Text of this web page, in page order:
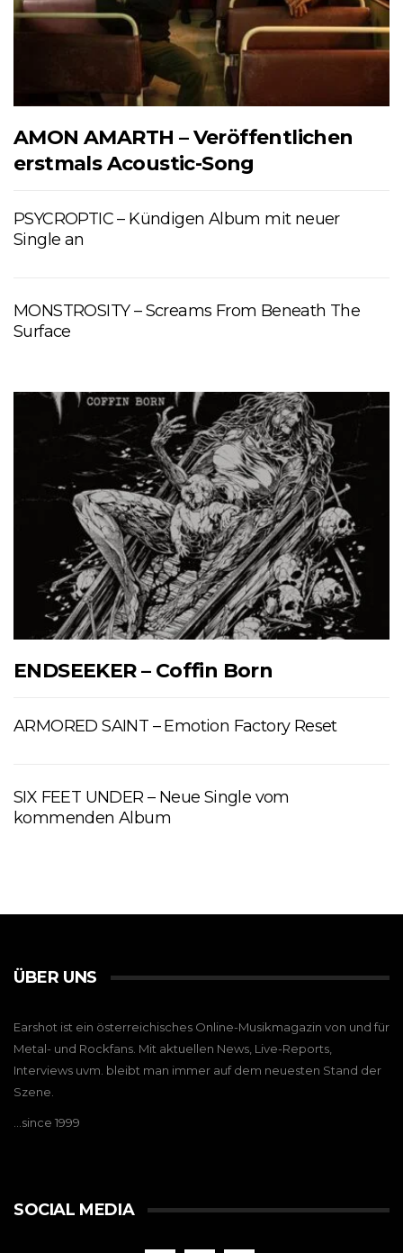
AMON AMARTH – Veröffentlichen
erstmals Acoustic-Song
PSYCROPTIC – Kündigen Album mit neuer
Single an
MONSTROSITY – Screams From Beneath The
Surface
ENDSEEKER – Coffin Born
ARMORED SAINT – Emotion Factory Reset
SIX FEET UNDER – Neue Single vom
kommenden Album
ÜBER UNS
Earshot ist ein österreichisches Online-Musikmagazin von und für
Metal- und Rockfans. Mit aktuellen News, Live-Reports,
Interviews uvm. bleibt man immer auf dem neuesten Stand der
Szene.
…since 1999
SOCIAL MEDIA